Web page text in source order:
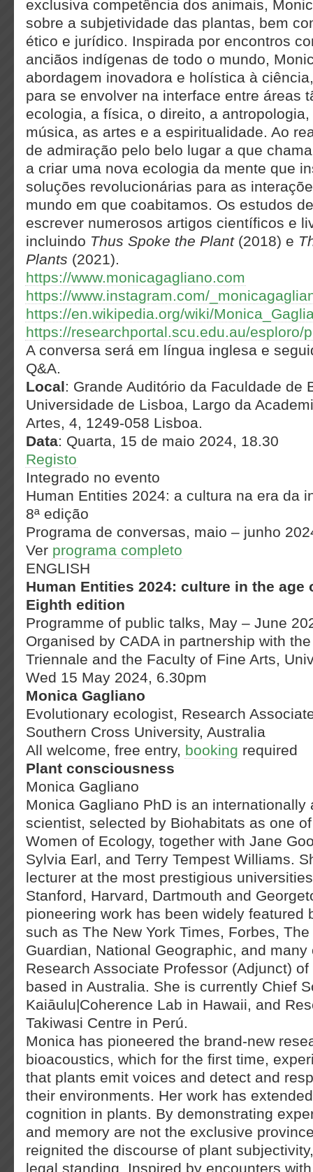
exclusiva competência dos animais,
sobre a subjetividade das plantas, bem
ético e jurídico. Inspirada por encontros
anciãos indígenas de todo o mundo,
abordagem inovadora e holística à
para se envolver na interface entre áreas
ecologia, a física, o direito, a
música, as artes e a espiritualidade. Ao
de admiração pelo belo lugar a que
a criar uma nova ecologia da mente que
soluções revolucionárias para as
mundo em que coabitamos. Os estudos
escrever numerosos artigos científicos e
incluindo Thus Spoke the Plant(2018) e
Plants (2021).
https://www.monicagagliano.com
https://www.instagram.com/
https://en.wikipedia.org/wiki/
https://researchportal.scu.edu.au/esploro/
A conversa será em língua inglesa e
Q&A.
Local: Grande Auditório da Faculdade de
Universidade de Lisboa, Largo da
Artes, 4, 1249-058 Lisboa.
Data: Quarta, 15 de maio 2024, 18.30
Registo
Integrado no evento
Human Entities 2024: a cultura na era da
8ª edição
Programa de conversas, maio – junho
Ver programa completo
ENGLISH
Human Entities 2024: culture in the
Eighth edition
Programme of public talks, May – June
Organised by CADA in partnership with
Triennale and the Faculty of Fine Arts,
Wed 15 May 2024, 6.30pm
Monica Gagliano
Evolutionary ecologist, Research
Southern Cross University, Australia
All welcome, free entry, booking required
Plant consciousness
Monica Gagliano
Monica Gagliano PhD is an internationally
scientist, selected by Biohabitats as one
Women of Ecology, together with Jane
Sylvia Earl, and Terry Tempest Williams.
lecturer at the most prestigious
Stanford, Harvard, Dartmouth and
pioneering work has been widely featured
such as The New York Times, Forbes,
Guardian, National Geographic, and
Research Associate Professor (Adjunct)
based in Australia. She is currently Chief
Kaiāulu|Coherence Lab in Hawaii, and
Takiwasi Centre in Perú.
Monica has pioneered the brand-new
bioacoustics, which for the first time,
that plants emit voices and detect and
their environments. Her work has
cognition in plants. By demonstrating
and memory are not the exclusive
reignited the discourse of plant
legal standing. Inspired by encounters